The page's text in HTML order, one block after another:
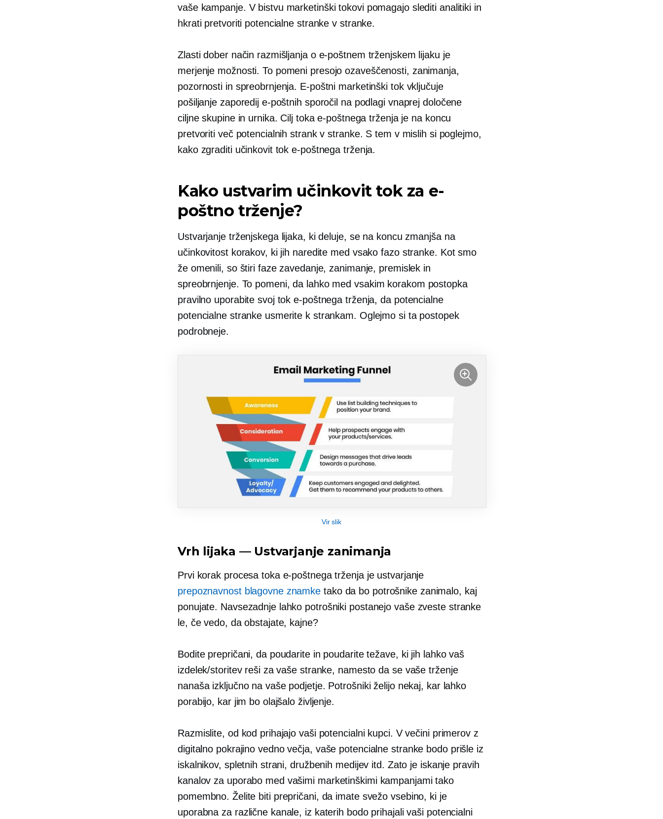
vaše kampanje. V bistvu marketinški tokovi pomagajo slediti analitiki in
hkrati pretvoriti potencialne stranke v stranke.
Zlasti dober način razmišljanja o e-poštnem trženjskem lijaku je
merjenje možnosti. To pomeni presojo ozaveščenosti, zanimanja,
pozornosti in spreobrnjenja. E-poštni marketinški tok vključuje
pošiljanje zaporedij e-poštnih sporočil na podlagi vnaprej določene
ciljne skupine in urnika. Cilj toka e-poštnega trženja je na koncu
pretvoriti več potencialnih strank v stranke. S tem v mislih si poglejmo,
kako zgraditi učinkovit tok e-poštnega trženja.
Kako ustvarim učinkovit tok za e-
poštno trženje?
Ustvarjanje trženjskega lijaka, ki deluje, se na koncu zmanjša na
učinkovitost korakov, ki jih naredite med vsako fazo stranke. Kot smo
že omenili, so štiri faze zavedanje, zanimanje, premislek in
spreobrnjenje. To pomeni, da lahko med vsakim korakom postopka
pravilno uporabite svoj tok e-poštnega trženja, da potencialne
potencialne stranke usmerite k strankam. Oglejmo si ta postopek
podrobneje.
Vir slik
Vrh lijaka — Ustvarjanje zanimanja
Prvi korak procesa toka e-poštnega trženja je ustvarjanje
prepoznavnost blagovne znamke tako da bo potrošnike zanimalo, kaj
ponujate. Navsezadnje lahko potrošniki postanejo vaše zveste stranke
le, če vedo, da obstajate, kajne?
Bodite prepričani, da poudarite in poudarite težave, ki jih lahko vaš
izdelek/storitev reši za vaše stranke, namesto da se vaše trženje
nanaša izključno na vaše podjetje. Potrošniki želijo nekaj, kar lahko
porabijo, kar jim bo olajšalo življenje.
Razmislite, od kod prihajajo vaši potencialni kupci. V večini primerov z
digitalno pokrajino vedno večja, vaše potencialne stranke bodo prišle iz
iskalnikov, spletnih strani, družbenih medijev itd. Zato je iskanje pravih
kanalov za uporabo med vašimi marketinškimi kampanjami tako
pomembno. Želite biti prepričani, da imate svežo vsebino, ki je
uporabna za različne kanale, iz katerih bodo prihajali vaši potencialni